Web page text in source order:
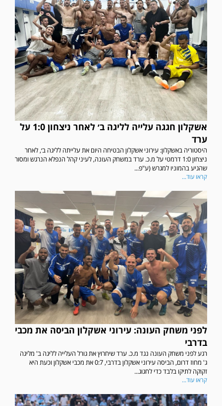
אשקלון חגגה עלייה לליגה ב׳ לאחר ניצחון 1:0 על
ערד
היסטוריה באשקלון: עירוני אשקלון הבטיחה היום את עלייתה לליגה ב׳, לאחר
ניצחון 1:0 דרמטי על מ.כ. ערד במשחק העונה, לעיני קהל הנפלא הנרגש ומסור
שהגיע בהמוניו למגרש (ע"פ...
קראו עוד...
לפני משחק העונה: עירוני אשקלון הביסה את מכבי
בדרבי
רגע לפני משחק העונה נגד מ.כ. ערד שיחרוץ את גורל העלייה לליגה ב' מליגה
ג' מחוז דרום, הביסה עירוני אשקלון בדרבי, 0:7 את מכבי אשקלון וכעת היא
זקוקה לתיקו בלבד כדי לחגוג...
קראו עוד...